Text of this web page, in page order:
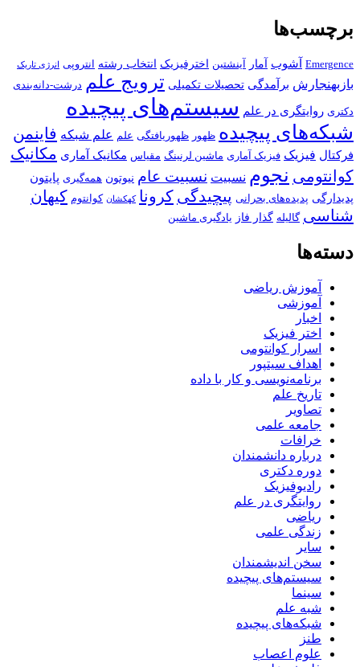
آشوب آمار آینشتین اخترفیزیک انتخاب رشته انتروپی انرژی تاریک
برآمدگی تحصیلات تکمیلی ترویج علم درشت-دانه‌بندی
روایتگری در علم سیستم‌های پیچیده
پیچیده ظهور ظهوریافتگی علم علم شبکه فاینمن
فیزیک فیزیک آماری ماشین لرنینگ مقیاس مکانیک آماری مکانیک
نجوم نسبیت نسبیت عام نیوتون همه‌گیری پایتون
پدیده‌های بحرانی پیچیدگی کرونا کهکشان کوانتوم کیهان
گالیله گذار فاز یادگیری ماشین
آموزش ریاضی
آموزشی
اخبار
اختر فیزیک
اسرار کوانتومی
اهداف سیتپور
برنامه‌نویسی و کار با داده
تاریخ علم
تصاویر
جامعه علمی
خرافات
درباره دانشمندان
دوره دکتری
رادیوفیزیک
روایتگری در علم
ریاضی
زندگی علمی
سایر
سخن اندیشمندان
سیستم‌های پیچیده
سینما
شبه علم
شبکه‌های پیچیده
طنز
علوم اعصاب